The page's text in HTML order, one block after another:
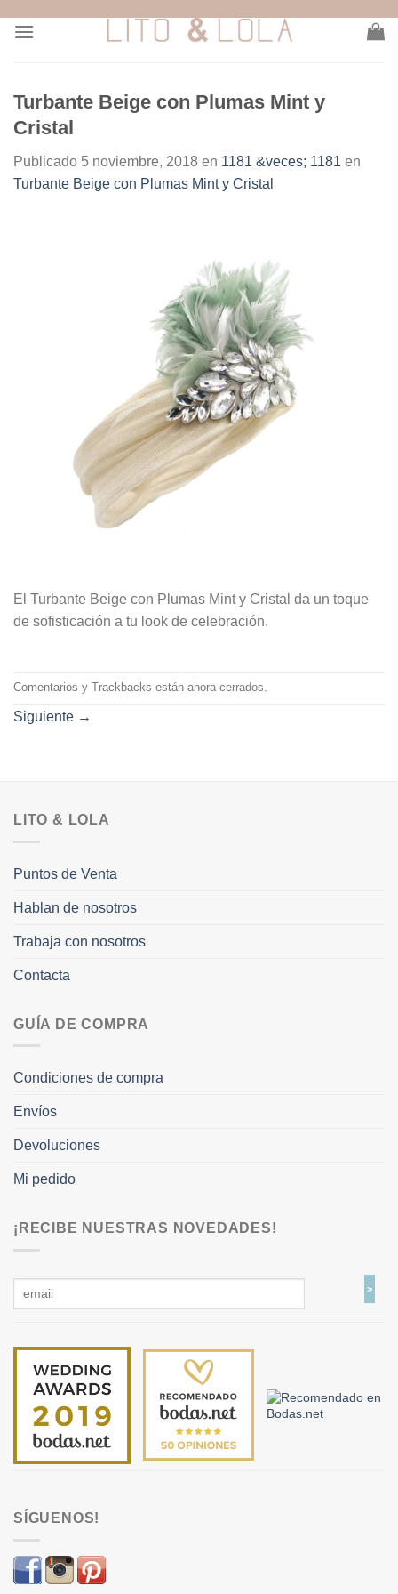
Turbante Beige con Plumas Mint y
Cristal
Publicado 5 noviembre, 2018 en 1181 &veces; 1181 en
Turbante Beige con Plumas Mint y Cristal
El Turbante Beige con Plumas Mint y Cristal da un toque
de sofisticación a tu look de celebración.
Comentarios y Trackbacks están ahora cerrados.
Siguiente →
LITO & LOLA
Puntos de Venta
Hablan de nosotros
Trabaja con nosotros
Contacta
GUÍA DE COMPRA
Condiciones de compra
Envíos
Devoluciones
Mi pedido
¡RECIBE NUESTRAS NOVEDADES!
SÍGUENOS!